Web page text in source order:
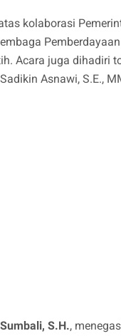
kolaborasi
Acara juga dihadiri
Asnawi, S.E.,
S.H.,